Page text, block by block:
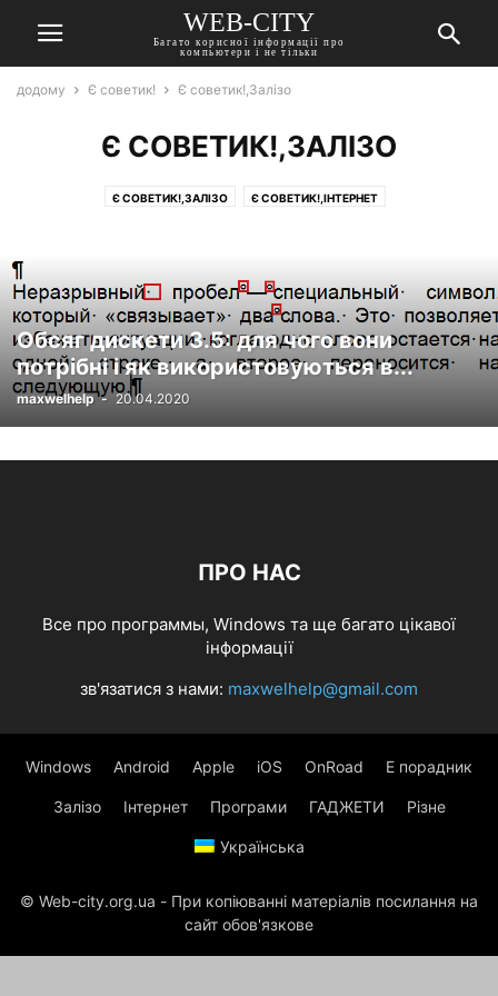
WEB-CITY
Багато корисної інформації про
компьютери і не тільки
додому Є советик! Є советик!,Залізо
Є СОВЕТИК!,ЗАЛІЗО
Є СОВЕТИК!,ЗАЛІЗО Є СОВЕТИК!,ІНТЕРНЕТ
Обсяг дискети 3.5: для чого вони
потрібні і як використовуються в...
maxwelhelp - 20.04.2020
ПРО НАС
Все про программы, Windows та ще багато цікавої
інформації
зв'язатися з нами: maxwelhelp@gmail.com
Windows Android Apple iOS OnRoad Е порадник
Залізо Інтернет Програми ГАДЖЕТИ Різне
Українська
© Web-city.org.ua - При копіюванні матеріалів посилання на
сайт обов'язкове